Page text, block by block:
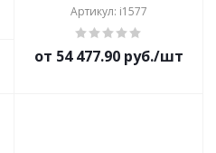
Артикул: i1577
от 54 477.90 руб./шт